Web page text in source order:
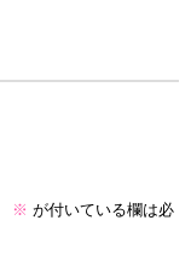
※ が付いている欄は必